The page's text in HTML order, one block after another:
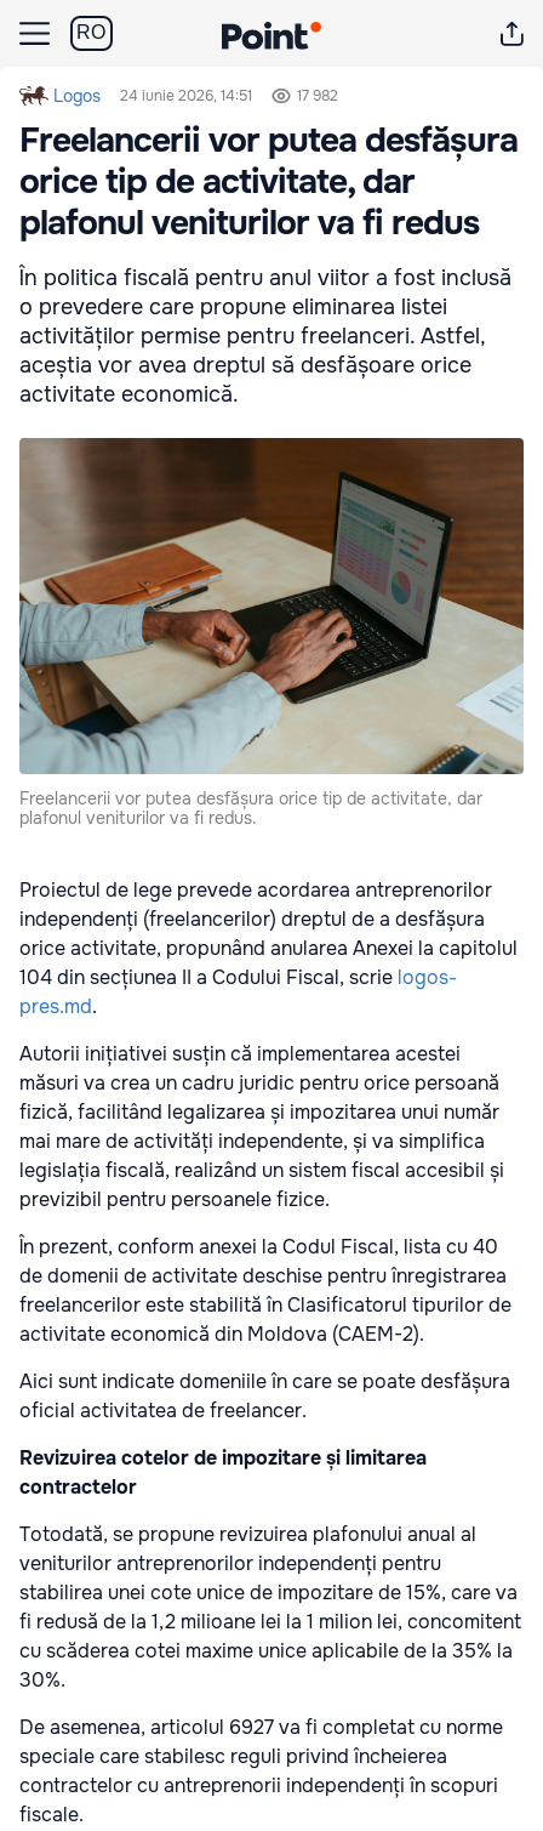
RO
Logos 24 iunie 2026, 14:51 17 982
Freelancerii vor putea desfășura
orice tip de activitate, dar
plafonul veniturilor va fi redus
În politica fiscală pentru anul viitor a fost inclusă
o prevedere care propune eliminarea listei
activităților permise pentru freelanceri. Astfel,
aceștia vor avea dreptul să desfășoare orice
activitate economică.
Freelancerii vor putea desfășura orice tip de activitate, dar
plafonul veniturilor va fi redus.
Proiectul de lege prevede acordarea antreprenorilor
independenți (freelancerilor) dreptul de a desfășura
orice activitate, propunând anularea Anexei la capitolul
104 din secțiunea II a Codului Fiscal, scrie logos-
pres.md.
Autorii inițiativei susțin că implementarea acestei
măsuri va crea un cadru juridic pentru orice persoană
fizică, facilitând legalizarea și impozitarea unui număr
mai mare de activități independente, și va simplifica
legislația fiscală, realizând un sistem fiscal accesibil și
previzibil pentru persoanele fizice.
În prezent, conform anexei la Codul Fiscal, lista cu 40
de domenii de activitate deschise pentru înregistrarea
freelancerilor este stabilită în Clasificatorul tipurilor de
activitate economică din Moldova (CAEM-2).
Aici sunt indicate domeniile în care se poate desfășura
oficial activitatea de freelancer.
Revizuirea cotelor de impozitare și limitarea
contractelor
Totodată, se propune revizuirea plafonului anual al
veniturilor antreprenorilor independenți pentru
stabilirea unei cote unice de impozitare de 15%, care va
fi redusă de la 1,2 milioane lei la 1 milion lei, concomitent
cu scăderea cotei maxime unice aplicabile de la 35% la
30%.
De asemenea, articolul 6927 va fi completat cu norme
speciale care stabilesc reguli privind încheierea
contractelor cu antreprenorii independenți în scopuri
fiscale.